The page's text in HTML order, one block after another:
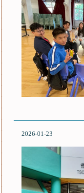
2026-01-23